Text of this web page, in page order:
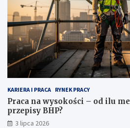
KARIERA I PRACA RYNEK PRACY
Praca na wysokości – od ilu
przepisy BHP?
3 lipca 2026